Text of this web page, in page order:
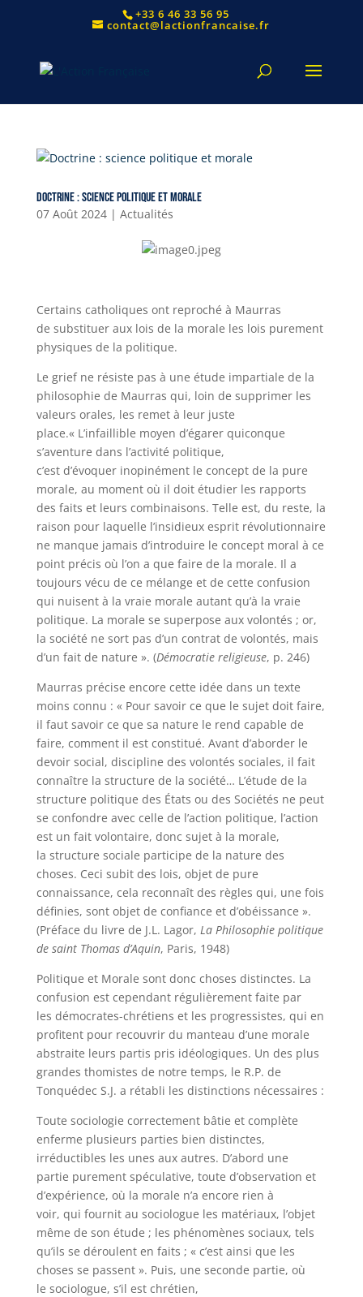
+33 6 46 33 56 95
contact@lactionfrancaise.fr
Doctrine : science politique et morale
07 Août 2024| Actualités
Certains catholiques ont reproché à Maurras
de substituer aux lois de la morale les lois purement
physiques de la politique.
Le grief ne résiste pas à une étude impartiale de la
philosophie de Maurras qui, loin de supprimer les
valeurs orales, les remet à leur juste
place.« L’infaillible moyen d’égarer quiconque
s’aventure dans l’activité politique,
c’est d’évoquer inopinément le concept de la pure
morale, au moment où il doit étudier les rapports
des faits et leurs combinaisons. Telle est, du reste, la
raison pour laquelle l’insidieux esprit révolutionnaire
ne manque jamais d’introduire le concept moral à ce
point précis où l’on a que faire de la morale. Il a
toujours vécu de ce mélange et de cette confusion
qui nuisent à la vraie morale autant qu’à la vraie
politique. La morale se superpose aux volontés ; or,
la société ne sort pas d’un contrat de volontés, mais
d’un fait de nature ». (Démocratie religieuse, p. 246)
Maurras précise encore cette idée dans un texte
moins connu : « Pour savoir ce que le sujet doit faire,
il faut savoir ce que sa nature le rend capable de
faire, comment il est constitué. Avant d’aborder le
devoir social, discipline des volontés sociales, il fait
connaître la structure de la société… L’étude de la
structure politique des États ou des Sociétés ne peut
se confondre avec celle de l’action politique, l’action
est un fait volontaire, donc sujet à la morale,
la structure sociale participe de la nature des
choses. Ceci subit des lois, objet de pure
connaissance, cela reconnaît des règles qui, une fois
définies, sont objet de confiance et d’obéissance ».
(Préface du livre de J.L. Lagor, La Philosophie politique
de saint Thomasd’Aquin, Paris, 1948)
Politique et Morale sont donc choses distinctes. La
confusion est cependant régulièrement faite par
les démocrates-chrétiens et les progressistes, qui en
profitent pour recouvrir du manteau d’une morale
abstraite leurs partis pris idéologiques. Un des plus
grandes thomistes de notre temps, le R.P. de
Tonquédec S.J. a rétabli les distinctions nécessaires :
Toute sociologie correctement bâtie et complète
enferme plusieurs parties bien distinctes,
irréductibles les unes aux autres. D’abord une
partie purement spéculative, toute d’observation et
d’expérience, où la morale n’a encore rien à
voir, qui fournit au sociologue les matériaux, l’objet
même de son étude ; les phénomènes sociaux, tels
qu’ils se déroulent en faits ; « c’est ainsi que les
choses se passent ». Puis, une seconde partie, où
le sociologue, s’il est chrétien,